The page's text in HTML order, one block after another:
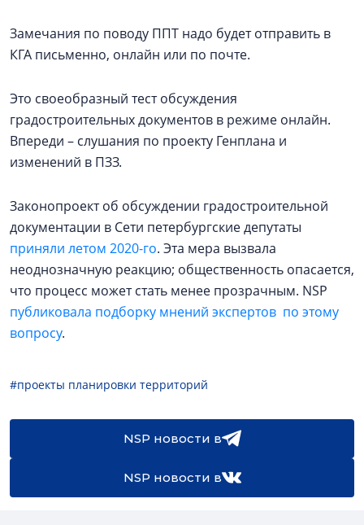
Замечания по поводу ППТ надо будет отправить в
КГА письменно, онлайн или по почте.
Это своеобразный тест обсуждения
градостроительных документов в режиме онлайн.
Впереди – слушания по проекту Генплана и
изменений в ПЗЗ.
Законопроект об обсуждении градостроительной
документации в Сети петербургские депутаты
приняли летом 2020-го. Эта мера вызвала
неоднозначную реакцию; общественность опасается,
что процесс может стать менее прозрачным. NSP
публиковала подборку мнений экспертов по этому
вопросу.
#проекты планировки территорий
NSP новости в
NSP новости в